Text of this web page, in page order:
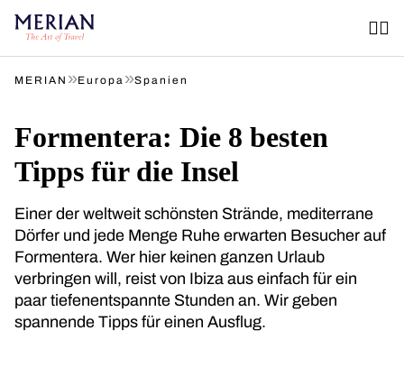
MERIAN »Europa »Spanien
Formentera: Die 8 besten
Tipps für die Insel
Einer der weltweit schönsten Strände, mediterrane
Dörfer und jede Menge Ruhe erwarten Besucher auf
Formentera. Wer hier keinen ganzen Urlaub
verbringen will, reist von Ibiza aus einfach für ein
paar tiefenentspannte Stunden an. Wir geben
spannende Tipps für einen Ausflug.